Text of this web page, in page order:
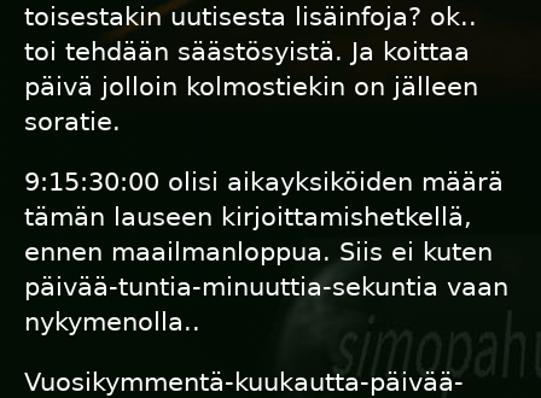
toisestakin uutisesta lisäinfoja? ok..
toi tehdään säästösyistä. Ja koittaa
päivä jolloin kolmostiekin on jälleen
soratie.
9:15:30:00 olisi aikayksiköiden määrä
tämän lauseen kirjoittamishetkellä,
ennen maailmanloppua. Siis ei kuten
päivää-tuntia-minuuttia-sekuntia vaan
nykymenolla..
Vuosikymmentä-kuukautta-päivää-